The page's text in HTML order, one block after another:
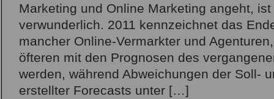
Marketing und Online Marketing angeht,
verwunderlich. 2011 kennzeichnet das
mancher Online-Vermarkter und
öfteren mit den Prognosen des
werden, während Abweichungen der Soll-
erstellter Forecasts unter […]